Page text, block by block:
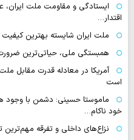
ایستادگی و مقاومت ملت
اقتدار…
ملت ایران شایسته بهترین
همبستگی ملی، حیاتی‌ترین
آمریکا در معادله قدرت مقابل
است
ماموستا حسینی: دشمن با وجود
خود ناکام…
نزاع‌های داخلی و تفرقه